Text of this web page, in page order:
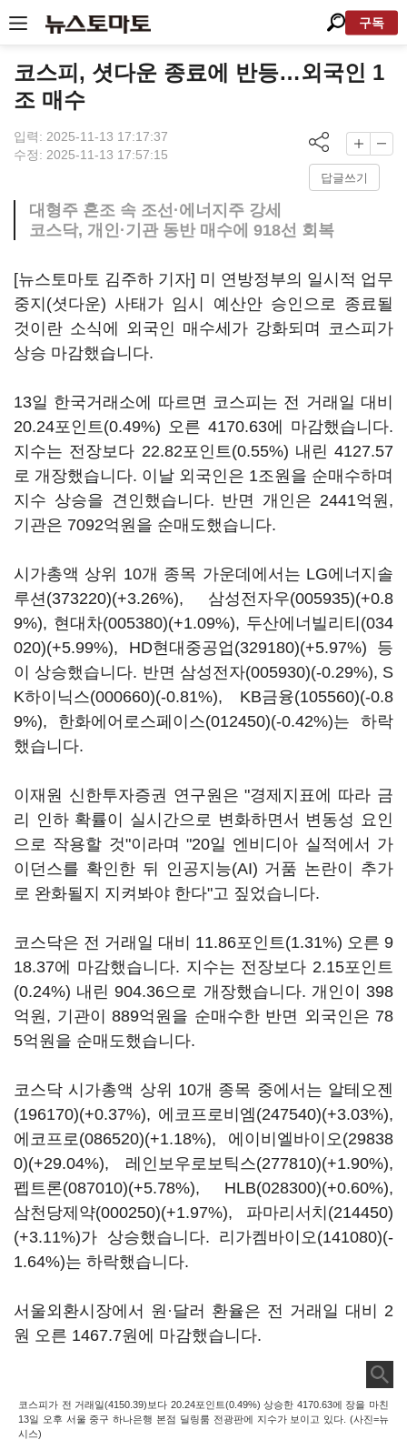
구독
코스피, 셧다운 종료에 반등…외국인 1
조 매수
입력: 2025-11-13 17:17:37
수정: 2025-11-13 17:57:15
답글쓰기
대형주 혼조 속 조선·에너지주 강세
코스닥, 개인·기관 동반 매수에 918선 회복
[뉴스토마토 김주하 기자] 미 연방정부의 일시적 업무
중지(셧다운) 사태가 임시 예산안 승인으로 종료될
것이란 소식에 외국인 매수세가 강화되며 코스피가
상승 마감했습니다.
13일 한국거래소에 따르면 코스피는 전 거래일 대비
20.24포인트(0.49%) 오른 4170.63에 마감했습니다.
지수는 전장보다 22.82포인트(0.55%) 내린 4127.57
로 개장했습니다. 이날 외국인은 1조원을 순매수하며
지수 상승을 견인했습니다. 반면 개인은 2441억원,
기관은 7092억원을 순매도했습니다.
시가총액 상위 10개 종목 가운데에서는 LG에너지솔
루션(373220)(+3.26%), 삼성전자우(005935)(+0.8
9%), 현대차(005380)(+1.09%), 두산에너빌리티(034
020)(+5.99%), HD현대중공업(329180)(+5.97%) 등
이 상승했습니다. 반면 삼성전자(005930)(-0.29%), S
K하이닉스(000660)(-0.81%), KB금융(105560)(-0.8
9%), 한화에어로스페이스(012450)(-0.42%)는 하락
했습니다.
이재원 신한투자증권 연구원은 "경제지표에 따라 금
리 인하 확률이 실시간으로 변화하면서 변동성 요인
으로 작용할 것"이라며 "20일 엔비디아 실적에서 가
이던스를 확인한 뒤 인공지능(AI) 거품 논란이 추가
로 완화될지 지켜봐야 한다"고 짚었습니다.
코스닥은 전 거래일 대비 11.86포인트(1.31%) 오른 9
18.37에 마감했습니다. 지수는 전장보다 2.15포인트
(0.24%) 내린 904.36으로 개장했습니다. 개인이 398
억원, 기관이 889억원을 순매수한 반면 외국인은 78
5억원을 순매도했습니다.
코스닥 시가총액 상위 10개 종목 중에서는 알테오젠
(196170)(+0.37%), 에코프로비엠(247540)(+3.03%),
에코프로(086520)(+1.18%), 에이비엘바이오(29838
0)(+29.04%), 레인보우로보틱스(277810)(+1.90%),
펩트론(087010)(+5.78%), HLB(028300)(+0.60%),
삼천당제약(000250)(+1.97%), 파마리서치(214450)
(+3.11%)가 상승했습니다. 리가켐바이오(141080)(-
1.64%)는 하락했습니다.
서울외환시장에서 원·달러 환율은 전 거래일 대비 2
원 오른 1467.7원에 마감했습니다.
코스피가 전 거래일(4150.39)보다 20.24포인트(0.49%) 상승한 4170.63에 장을 마친
13일 오후 서울 중구 하나은행 본점 딜링룸 전광판에 지수가 보이고 있다. (사진=뉴
시스)